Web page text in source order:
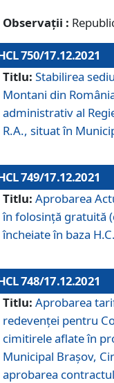
Observații :
750/17.12.2021
Titlu: Stabilirea
Montani din
administrativ al
R.A., situat în
749/17.12.2021
Titlu: Aprobarea
în folosință gratuită
încheiate în baza
748/17.12.2021
Titlu: Aprobarea
redevenţei pentru
cimitirele aflate în
Municipal Braşov,
aprobarea